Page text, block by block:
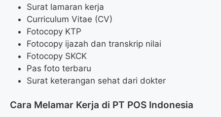
Surat lamaran kerja
Curriculum Vitae (CV)
Fotocopy KTP
Fotocopy ijazah dan transkrip nilai
Fotocopy SKCK
Pas foto terbaru
Surat keterangan sehat dari dokter
Cara Melamar Kerja di PT POS Indonesia